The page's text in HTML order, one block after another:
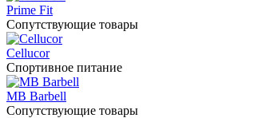
Prime Fit
Сопутствующие товары
Cellucor
Спортивное питание
MB Barbell
Сопутствующие товары